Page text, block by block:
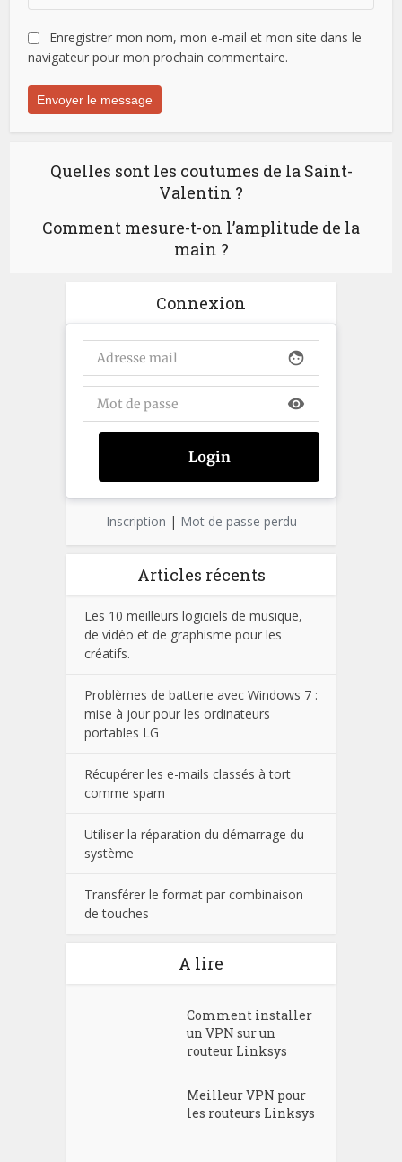
Enregistrer mon nom, mon e-mail et mon site dans le
navigateur pour mon prochain commentaire.
Quelles sont les coutumes de la Saint-
Valentin ?
Comment mesure-t-on l’amplitude de la
main ?
Connexion
face
visibility
Inscription | Mot de passe perdu
Articles récents
Les 10 meilleurs logiciels de musique,
de vidéo et de graphisme pour les
créatifs.
Problèmes de batterie avec Windows 7 :
mise à jour pour les ordinateurs
portables LG
Récupérer les e-mails classés à tort
comme spam
Utiliser la réparation du démarrage du
système
Transférer le format par combinaison
de touches
A lire
Comment installer
un VPN sur un
routeur Linksys
Meilleur VPN pour
les routeurs Linksys